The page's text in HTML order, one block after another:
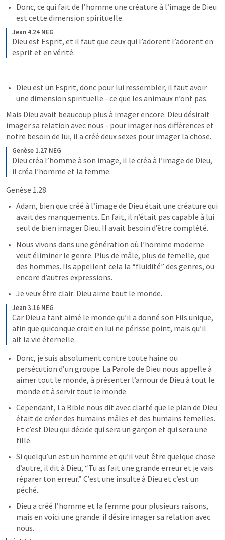
Donc, ce qui fait de l’homme une créature à l’image de Dieu
est cette dimension spirituelle.
Jean 4.24 NEG
Dieu est Esprit, et il faut que ceux qui l’adorent l’adorent en
esprit et en vérité.
Dieu est un Esprit, donc pour lui ressembler, il faut avoir
une dimension spirituelle - ce que les animaux n’ont pas.
Mais Dieu avait beaucoup plus à imager encore. Dieu désirait
imager sa relation avec nous - pour imager nos différences et
notre besoin de lui, il a créé deux sexes pour imager la chose.
Genèse 1.27 NEG
Dieu créa l’homme à son image, il le créa à l’image de Dieu,
il créa l’homme et la femme.
Genèse 1.28
Adam, bien que créé à l’image de Dieu était une créature qui
avait des manquements. En fait, il n’était pas capable à lui
seul de bien imager Dieu. Il avait besoin d’être complété.
Nous vivons dans une génération où l’homme moderne
veut éliminer le genre. Plus de mâle, plus de femelle, que
des hommes. Ils appellent cela la “fluidité” des genres, ou
encore d’autres expressions.
Je veux être clair: Dieu aime tout le monde.
Jean 3.16 NEG
Car Dieu a tant aimé le monde qu’il a donné son Fils unique,
afin que quiconque croit en lui ne périsse point, mais qu’il
ait la vie éternelle.
Donc, je suis absolument contre toute haine ou
persécution d’un groupe. La Parole de Dieu nous appelle à
aimer tout le monde, à présenter l’amour de Dieu à tout le
monde et à servir tout le monde.
Cependant, La Bible nous dit avec clarté que le plan de Dieu
était de créer des humains mâles et des humains femelles.
Et c’est Dieu qui décide qui sera un garçon et qui sera une
fille.
Si quelqu’un est un homme et qu’il veut être quelque chose
d’autre, il dit à Dieu, “Tu as fait une grande erreur et je vais
réparer ton erreur.” C’est une insulte à Dieu et c’est un
péché.
Dieu a créé l’homme et la femme pour plusieurs raisons,
mais en voici une grande: il désire imager sa relation avec
nous.